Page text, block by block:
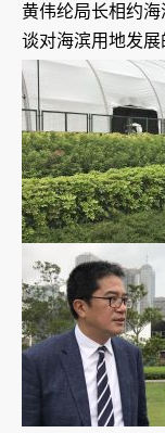
黄伟纶局长相约
谈对海滨用地发展